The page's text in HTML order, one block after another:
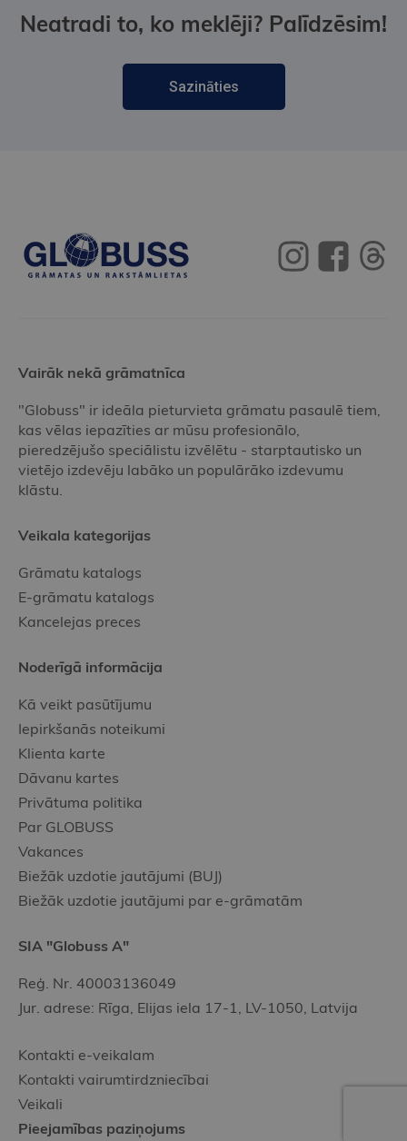
Neatradi to, ko meklēji? Palīdzēsim!
Sazināties
Vairāk nekā grāmatnīca
"Globuss" ir ideāla pieturvieta grāmatu pasaulē tiem,
kas vēlas iepazīties ar mūsu profesionālo,
pieredzējušo speciālistu izvēlētu - starptautisko un
vietējo izdevēju labāko un populārāko izdevumu
klāstu.
Veikala kategorijas
Grāmatu katalogs
E-grāmatu katalogs
Kancelejas preces
Noderīgā informācija
Kā veikt pasūtījumu
Iepirkšanās noteikumi
Klienta karte
Dāvanu kartes
Privātuma politika
Par GLOBUSS
Vakances
Biežāk uzdotie jautājumi (BUJ)
Biežāk uzdotie jautājumi par e-grāmatām
SIA "Globuss A"
Reģ. Nr. 40003136049
Jur. adrese: Rīga, Elijas iela 17-1, LV-1050, Latvija
Kontakti e-veikalam
Kontakti vairumtirdzniecībai
Veikali
Pieejamības paziņojums